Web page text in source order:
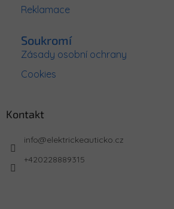
Reklamace
Soukromí
Zásady osobní ochrany
Cookies
Kontakt
info@elektrickeauticko.cz
+420228889315